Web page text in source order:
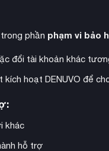
phần phạm vi bảo
đổi tài khoản khác
hoạt DENUVO để
khác
hỗ trợ